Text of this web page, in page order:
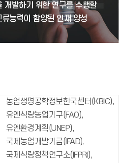
개발하기 위한 연구를 수행할
능력이 함양된 인재 양성
농업생명공학정보한국센터(KBIC),
유엔식량농업기구(FAO),
유엔환경계획(UNEP),
국제농업개발기금(IFAD),
국제식량정책연구소(IFPRI),